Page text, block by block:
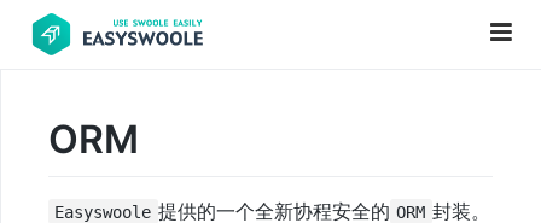
项
前
ORM
Easyswoole 提供的一个全新协程安全的 ORM 封装。